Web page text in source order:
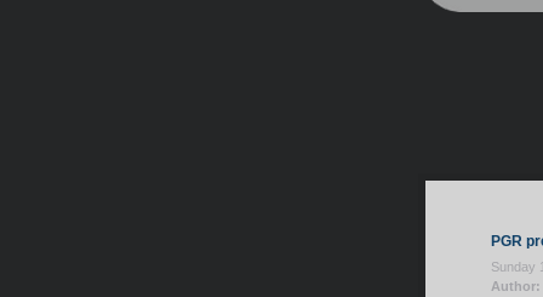
PGR
Sunday
Author: